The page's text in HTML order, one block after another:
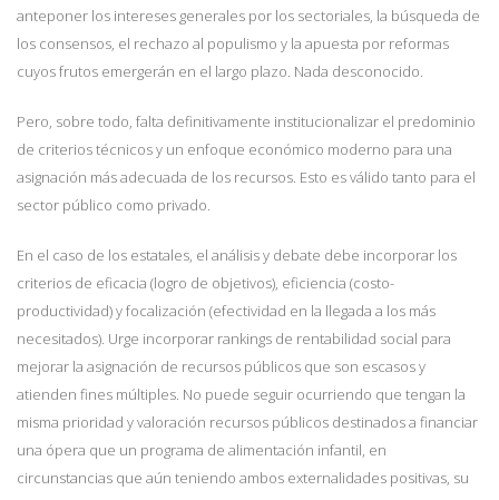
anteponer los intereses generales por los sectoriales, la búsqueda de
los consensos, el rechazo al populismo y la apuesta por reformas
cuyos frutos emergerán en el largo plazo. Nada desconocido.
Pero, sobre todo, falta definitivamente institucionalizar el predominio
de criterios técnicos y un enfoque económico moderno para una
asignación más adecuada de los recursos. Esto es válido tanto para el
sector público como privado.
En el caso de los estatales, el análisis y debate debe incorporar los
criterios de eficacia (logro de objetivos), eficiencia (costo-
productividad) y focalización (efectividad en la llegada a los más
necesitados). Urge incorporar rankings de rentabilidad social para
mejorar la asignación de recursos públicos que son escasos y
atienden fines múltiples. No puede seguir ocurriendo que tengan la
misma prioridad y valoración recursos públicos destinados a financiar
una ópera que un programa de alimentación infantil, en
circunstancias que aún teniendo ambos externalidades positivas, su